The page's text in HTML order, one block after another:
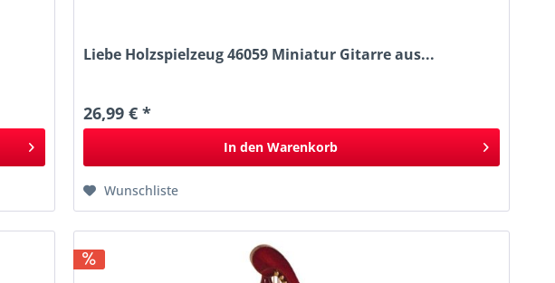
Liebe Holzspielzeug 46059 Miniatur Gitarre aus...
26,99 € *
In den Warenkorb
Wunschliste